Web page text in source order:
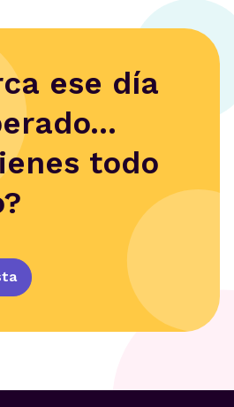
ese día
todo